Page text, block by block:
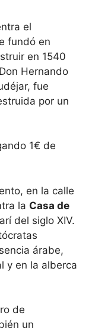
el
fundó en
en 1540
Hernando
fue
por un
1€ de
en la calle
la Casa de
del siglo XIV.
árabe,
y en la alberca
de
un